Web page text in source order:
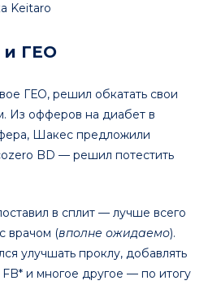
Keitaro
ГЕО
ГЕО, решил обкатать свои
Из офферов на диабет в
Шакес предложили
BD — решил потестить
в сплит — лучше всего
врачом (вполне ожидаемо).
улучшать проклу, добавлять
и многое другое — по итогу